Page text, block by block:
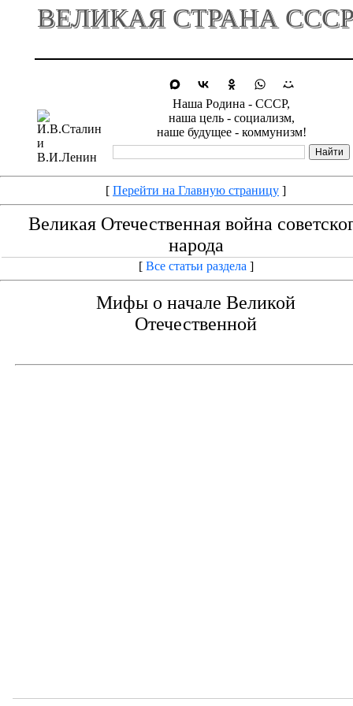
ВЕЛИКАЯ СТРАНА
Наша Родина - СССР,
наша цель - социализм,
наше будущее - коммунизм!
[ Перейти на Главную страницу ]
Великая Отечественная война
народа
[ Все статьи раздела ]
Мифы о начале Великой
Отечественной